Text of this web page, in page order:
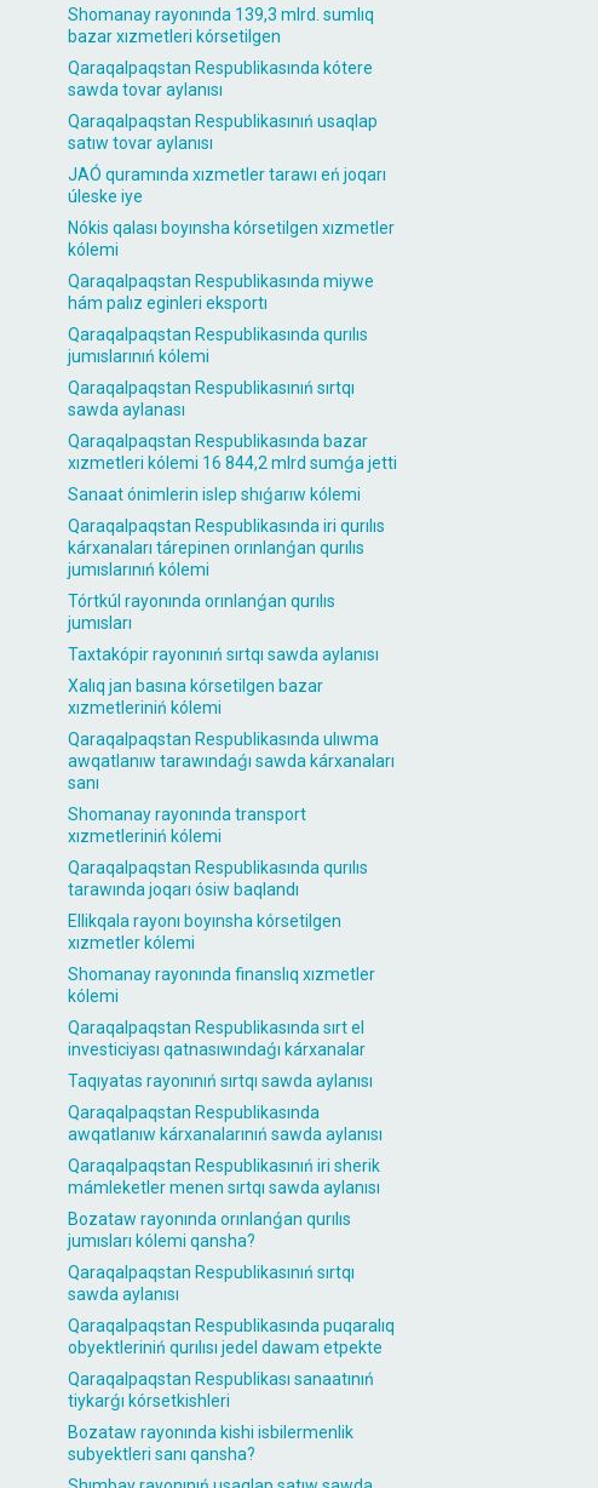
Shomanay rayonında 139,3 mlrd. sumlıq
bazar xızmetleri kórsetilgen
Qaraqalpaqstan Respublikasında kótere
sawda tovar aylanısı
Qaraqalpaqstan Respublikasınıń usaqlap
satıw tovar aylanısı
JAÓ quramında xızmetler tarawı eń joqarı
úleske iye
Nókis qalası boyınsha kórsetilgen xızmetler
kólemi
Qaraqalpaqstan Respublikasında miywe
hám palız eginleri eksportı
Qaraqalpaqstan Respublikasında qurılıs
jumıslarınıń kólemi
Qaraqalpaqstan Respublikasınıń sırtqı
sawda aylanası
Qaraqalpaqstan Respublikasında bazar
xızmetleri kólemi 16 844,2 mlrd sumǵa jetti
Sanaat ónimlerin islep shıǵarıw kólemi
Qaraqalpaqstan Respublikasında iri qurılıs
kárxanaları tárepinen orınlanǵan qurılıs
jumıslarınıń kólemi
Tórtkúl rayonında orınlanǵan qurılıs
jumısları
Taxtakópir rayonınıń sırtqı sawda aylanısı
Xalıq jan basına kórsetilgen bazar
xızmetleriniń kólemi
Qaraqalpaqstan Respublikasında ulıwma
awqatlanıw tarawındaǵı sawda kárxanaları
sanı
Shomanay rayonında transport
xızmetleriniń kólemi
Qaraqalpaqstan Respublikasında qurılıs
tarawında joqarı ósiw baqlandı
Ellikqala rayonı boyınsha kórsetilgen
xızmetler kólemi
Shomanay rayonında finanslıq xızmetler
kólemi
Qaraqalpaqstan Respublikasında sırt el
investiciyası qatnasıwındaǵı kárxanalar
Taqıyatas rayonınıń sırtqı sawda aylanısı
Qaraqalpaqstan Respublikasında
awqatlanıw kárxanalarınıń sawda aylanısı
Qaraqalpaqstan Respublikasınıń iri sherik
mámleketler menen sırtqı sawda aylanısı
Bozataw rayonında orınlanǵan qurılıs
jumısları kólemi qansha?
Qaraqalpaqstan Respublikasınıń sırtqı
sawda aylanısı
Qaraqalpaqstan Respublikasında puqaralıq
obyektleriniń qurılısı jedel dawam etpekte
Qaraqalpaqstan Respublikası sanaatınıń
tiykarǵı kórsetkishleri
Bozataw rayonında kishi isbilermenlik
subyektleri sanı qansha?